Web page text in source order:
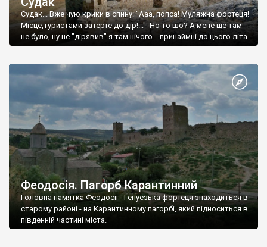
Судак... Вже чую крики в спину: "Ааа, попса! Муляжна фортеця!
Місце,туристами затерте до дір!..." Но то шо? А мене ще там
не було, ну не "дірявив" я там нічого... принаймні до цього літа.
Феодосія. Пагорб Карантинний
Головна памятка Феодосії - Генуезька фортеця знаходиться в
старому районі - на Карантинному пагорбі, який підноситься в
південній частині міста.